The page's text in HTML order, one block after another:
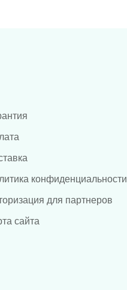
конфиденциальности
для партнеров
сайта